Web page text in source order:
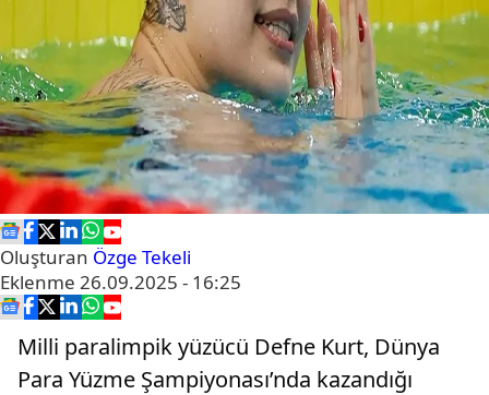
Oluşturan Özge Tekeli
Eklenme 26.09.2025 - 16:25
Milli paralimpik yüzücü Defne Kurt, Dünya
Para Yüzme Şampiyonası’nda kazandığı